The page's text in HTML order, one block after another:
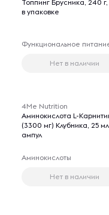
Топпинг Брусника, 240 г,
в упаковке
Функциональное
Нет в наличии
4Me Nutrition
Аминокислота L-
(3300 мг) Клубника, 25
ампул
Аминокислоты
Нет в наличии